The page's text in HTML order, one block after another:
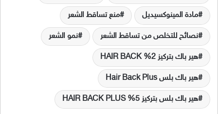
مادة المينوكسيديل منع تساقط الشعر
نصائح للتخلص من تساقط الشعر نمو الشعر
هير باك بتركيز 2% HAIR BACK
هير باك بلس Hair Back Plus
هير باك بلس بتركيز 5% HAIR BACK PLUS